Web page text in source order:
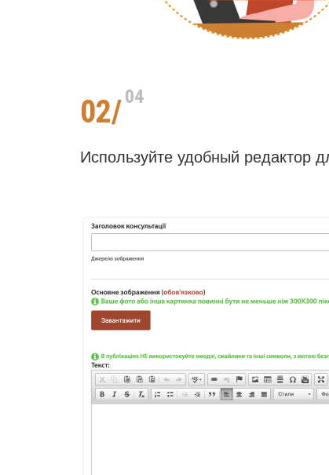
02/04
Используйте удобный редактор